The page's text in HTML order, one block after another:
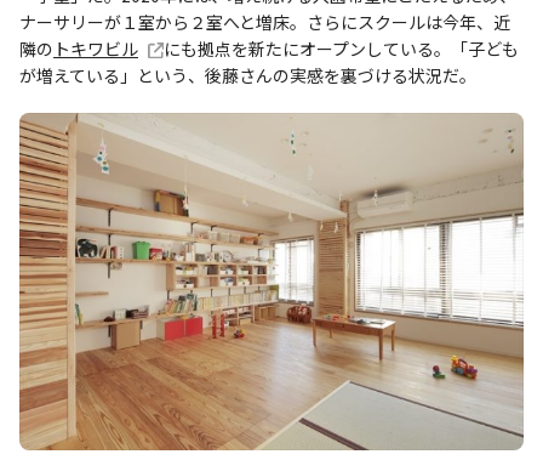
ナーサリーが１室から２室へと増床。さらにスクールは今年、近
隣の トキワビル
にも拠点を新たにオープンしている。「子ども
が増えている」という、後藤さんの実感を裏づける状況だ。